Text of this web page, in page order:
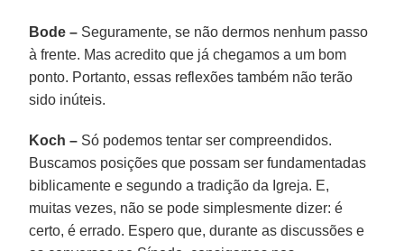
Bode – Seguramente, se não dermos nenhum passo
à frente. Mas acredito que já chegamos a um bom
ponto. Portanto, essas reflexões também não terão
sido inúteis.
Koch – Só podemos tentar ser compreendidos.
Buscamos posições que possam ser fundamentadas
biblicamente e segundo a tradição da Igreja. E,
muitas vezes, não se pode simplesmente dizer: é
certo, é errado. Espero que, durante as discussões e